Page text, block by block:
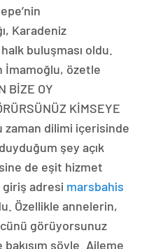
Karadeniz
buluşması oldu.
İmamoğlu, özetle
BİZE OY
KİMSEYE
zaman dilimi içerisinde
şey açık
de eşit hizmet
adresi marsbahis
Özellikle annelerin,
görüyorsunuz
şöyle. Aileme